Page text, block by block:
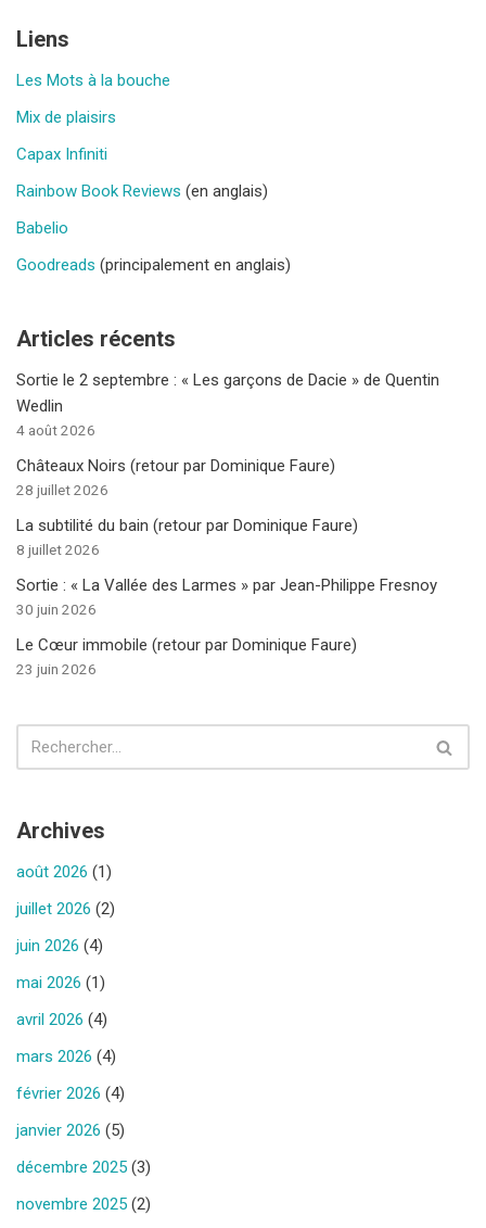
Liens
Les Mots à la bouche
Mix de plaisirs
Capax Infiniti
Rainbow Book Reviews (en anglais)
Babelio
Goodreads (principalement en anglais)
Articles récents
Sortie le 2 septembre : « Les garçons de Dacie » de Quentin
Wedlin
4 août 2026
Châteaux Noirs (retour par Dominique Faure)
28 juillet 2026
La subtilité du bain (retour par Dominique Faure)
8 juillet 2026
Sortie : « La Vallée des Larmes » par Jean-Philippe Fresnoy
30 juin 2026
Le Cœur immobile (retour par Dominique Faure)
23 juin 2026
Archives
août 2026 (1)
juillet 2026 (2)
juin 2026 (4)
mai 2026 (1)
avril 2026 (4)
mars 2026 (4)
février 2026 (4)
janvier 2026 (5)
décembre 2025 (3)
novembre 2025 (2)